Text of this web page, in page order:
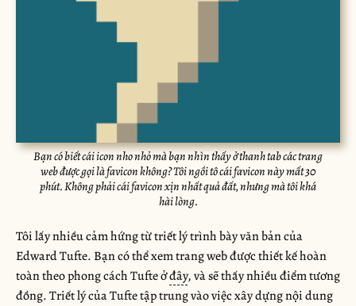
Bạn có biết cái icon nho nhỏ mà bạn nhìn thấy ở thanh tab các trang
web được gọi là favicon không? Tôi ngồi tô cái favicon này mất 30
phút. Không phải cái favicon xịn nhất quả đất, nhưng mà tôi khá
hài lòng.
Tôi lấy nhiều cảm hứng từ triết lý trình bày văn bản của
Edward Tufte. Bạn có thể xem trang web được thiết kế hoàn
toàn theo phong cách Tufte ởđây, và sẽ thấy nhiều điểm tương
đồng. Triết lý của Tufte tập trung vào việc xây dựng nội dung